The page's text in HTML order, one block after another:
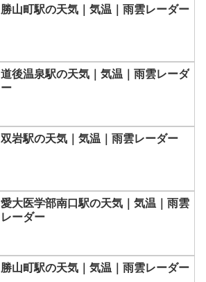
勝山町駅の天気｜気温｜雨雲レーダー
道後温泉駅の天気｜気温｜雨雲レーダ
ー
双岩駅の天気｜気温｜雨雲レーダー
愛大医学部南口駅の天気｜気温｜雨雲
レーダー
勝山町駅の天気｜気温｜雨雲レーダー